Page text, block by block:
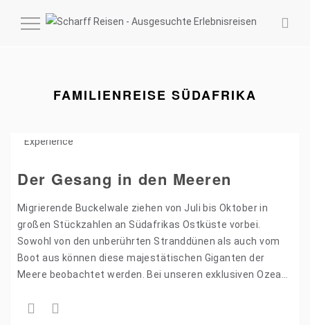
MENÜ
FAMILIENREISE SÜDAFRIKA
Der Gesang in den Meeren
Migrierende Buckelwale ziehen von Juli bis Oktober in
großen Stückzahlen an Südafrikas Ostküste vorbei.
Sowohl von den unberührten Stranddünen als auch vom
Boot aus können diese majestätischen Giganten der
Meere beobachtet werden. Bei unseren exklusiven Ozean-